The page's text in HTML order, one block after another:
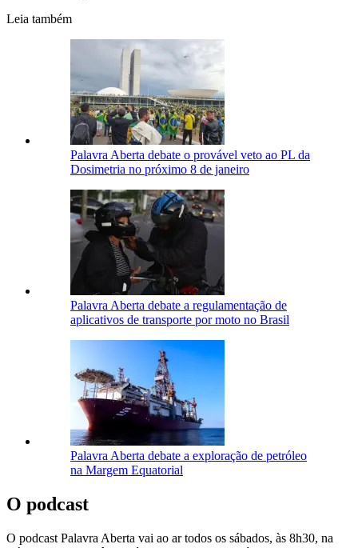
Leia também
Palavra Aberta debate o provável veto ao PL da
Dosimetria no próximo 8 de janeiro
Palavra Aberta debate a regulamentação de
aplicativos de transporte por moto no Brasil
Palavra Aberta debate a exploração de petróleo
na Margem Equatorial
O podcast
O podcast Palavra Aberta vai ao ar todos os sábados, às 8h30, na